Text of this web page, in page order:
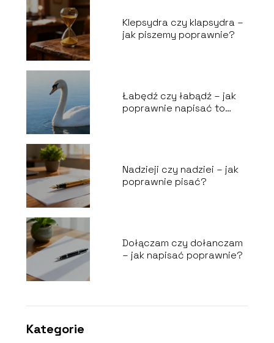
Klepsydra czy klapsydra –
jak piszemy poprawnie?
Łabędź czy łabądź – jak
poprawnie napisać to
Nadzieji czy nadziei – jak
poprawnie pisać?
Dołączam czy dołanczam
– jak napisać poprawnie?
Kategorie